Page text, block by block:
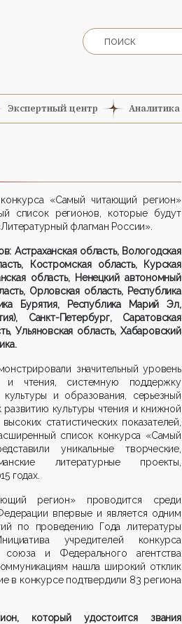
Экспертный центр Аналитика
«Самый читающий регион»
список регионов, которые будут
флагман России».
Астраханская область, Вологодская
Костромская область, Курская
область, Ненецкий автономный
Орловская область, Республика
Бурятия, Республика Марий Эл,
Санкт-Петербург, Саратовская
Ульяновская область, Хабаровский
значительный уровень
и чтения, системную поддержку
культуры и образования, серьезный
развитию культуры чтения и книжной
статистических показателей,
список конкурса «Самый
уникальные творческие,
литературные проекты,
годах.
регион» проводится среди
впервые и является одним
по проведению Года литературы
учредителей конкурса
союза и Федерального агентства
нашла широкий отклик
в конкурсе подтвердили 83 региона
который удостоится звания